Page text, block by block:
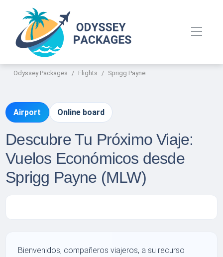
Odyssey Packages Flights Sprigg Payne
Airport Online board
Descubre Tu Próximo Viaje:
Vuelos Económicos desde
Sprigg Payne (MLW)
Bienvenidos, compañeros viajeros, a su recurso